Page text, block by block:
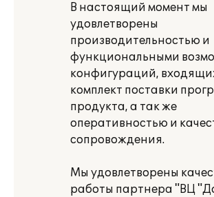
В настоящий момент мы
удовлетворены
производительностью и
функциональными
конфигураций,
комплект поставки
продукта, а так же
оперативностью и
сопровождения.
Мы удовлетворены
работы партнера "ВЦ